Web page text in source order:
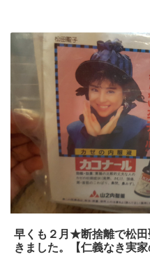
早くも２月★断捨離で松田
きました。【仁義なき実家